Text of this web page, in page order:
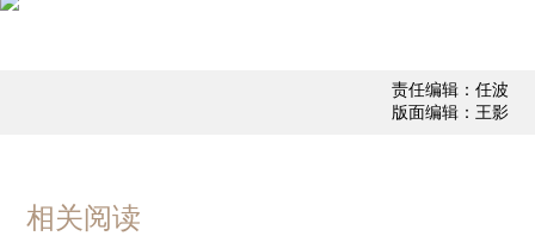
责任编辑：任波
版面编辑：王影
相关阅读